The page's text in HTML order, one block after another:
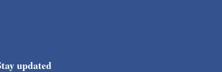
updated